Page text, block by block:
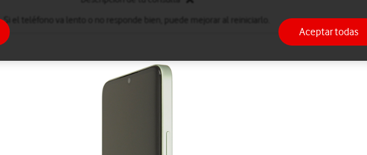
Si el teléfono va lento o no responde bien, puede mejorar al reiniciarlo.
Aceptar todas